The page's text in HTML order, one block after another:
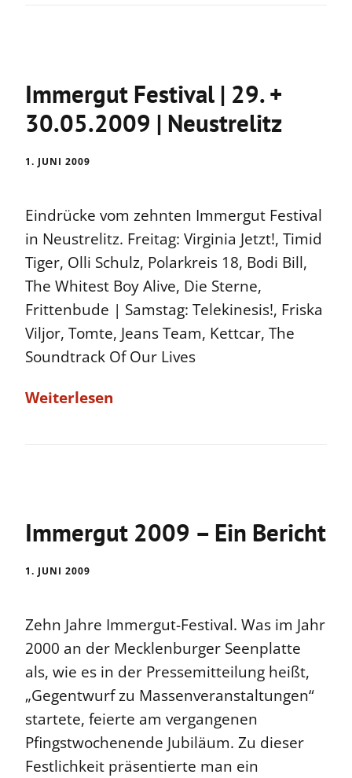
Immergut Festival | 29. +
30.05.2009 | Neustrelitz
1. JUNI 2009
Eindrücke vom zehnten Immergut Festival
in Neustrelitz. Freitag: Virginia Jetzt!, Timid
Tiger, Olli Schulz, Polarkreis 18, Bodi Bill,
The Whitest Boy Alive, Die Sterne,
Frittenbude | Samstag: Telekinesis!, Friska
Viljor, Tomte, Jeans Team, Kettcar, The
Soundtrack Of Our Lives
Weiterlesen
Immergut 2009 – Ein Bericht
1. JUNI 2009
Zehn Jahre Immergut-Festival. Was im Jahr
2000 an der Mecklenburger Seenplatte
als, wie es in der Pressemitteilung heißt,
„Gegentwurf zu Massenveranstaltungen“
startete, feierte am vergangenen
Pfingstwochenende Jubiläum. Zu dieser
Festlichkeit präsentierte man ein